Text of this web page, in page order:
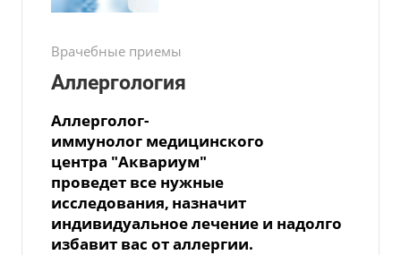
Врачебные приемы
Аллергология
Аллерголог-
иммунолог медицинского
центра "Аквариум"
проведет все нужные
исследования, назначит
индивидуальноелечение и надолго
избавит вас от аллергии.